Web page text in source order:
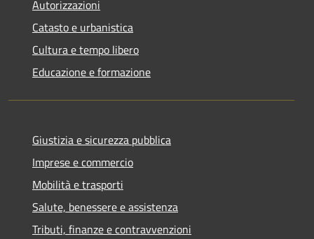
Autorizzazioni
Catasto e urbanistica
Cultura e tempo libero
Educazione e formazione
Giustizia e sicurezza pubblica
Imprese e commercio
Mobilità e trasporti
Salute, benessere e assistenza
Tributi, finanze e contravvenzioni